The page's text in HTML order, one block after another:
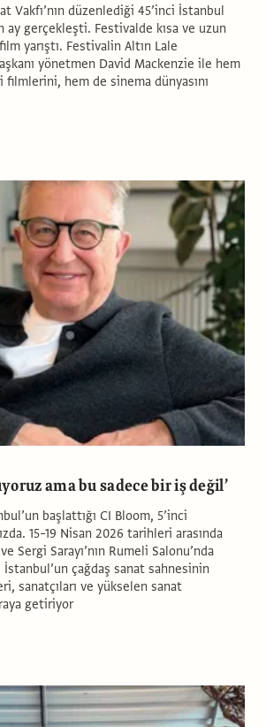
Vakfı’nın düzenlediği 45’inci İstanbul
ay gerçekleşti. Festivalde kısa ve uzun
yarıştı. Festivalin Altın Lale
yönetmen David Mackenzie ile hem
hem de sinema dünyasını
ama bu sadece bir iş değil’
başlattığı CI Bloom, 5’inci
15–19 Nisan 2026 tarihleri arasında
Sergi Sarayı’nın Rumeli Salonu’nda
çağdaş sanat sahnesinin
sanatçıları ve yükselen sanat
getiriyor